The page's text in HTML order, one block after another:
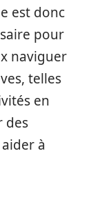
est donc
pour
naviguer
telles
en
des
à